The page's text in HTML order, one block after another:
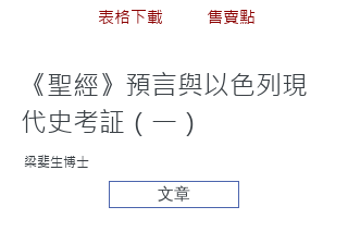
表格下載
售賣點
《聖經》預言與以色列現
代史考証（一）
梁斐生博士
文章